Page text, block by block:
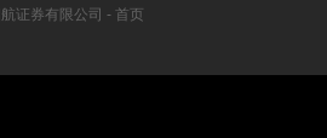
证券有限公司 - 首页